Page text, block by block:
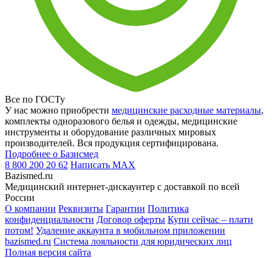
Все по ГОСТу
У нас можно приобрести медицинские расходные материалы,
комплекты одноразового белья и одежды, медицинские
инструменты и оборудование различных мировых
производителей. Вся продукция сертифицирована.
Подробнее о Базисмед
8 800 200 20 62 Написать MAX
Bazismed.ru
Медицинский интернет-дискаунтер с доставкой по всей
России
О компании Реквизиты Гарантии Политика
конфиденциальности Договор оферты Купи сейчас – плати
потом! Удаление аккаунта в мобильном приложении
bazismed.ru Система лояльности для юридических лиц
Полная версия сайта